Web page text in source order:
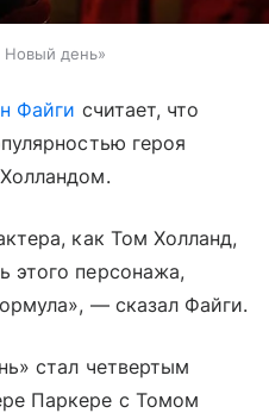
Новый день»
Файги считает, что
героя
как Том Холланд,
этого персонажа,
— сказал Файги.
стал четвертым
Паркере с Томом